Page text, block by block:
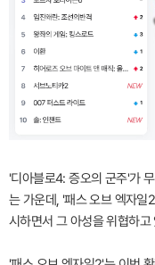
'디아블로4: 증오의 군주'가
는 가운데, '패스 오브 엑자
시하면서 그 아성을 위협하고